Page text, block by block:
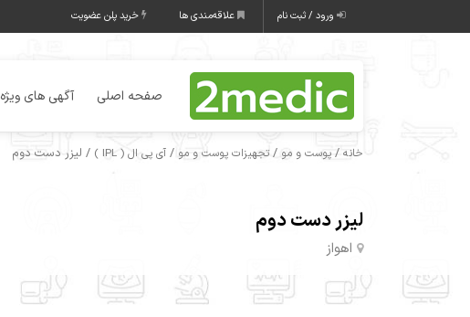
ورود / ثبت نام علاقه‌مندی ها خرید پلن عضویت
صفحه اصلی آگهی های ویژه
خانه / پوست و مو /تجهیزات پوست و مو / آی پی ال ( IPL ) / لیزر دست دوم
لیزر دست دوم
اهواز